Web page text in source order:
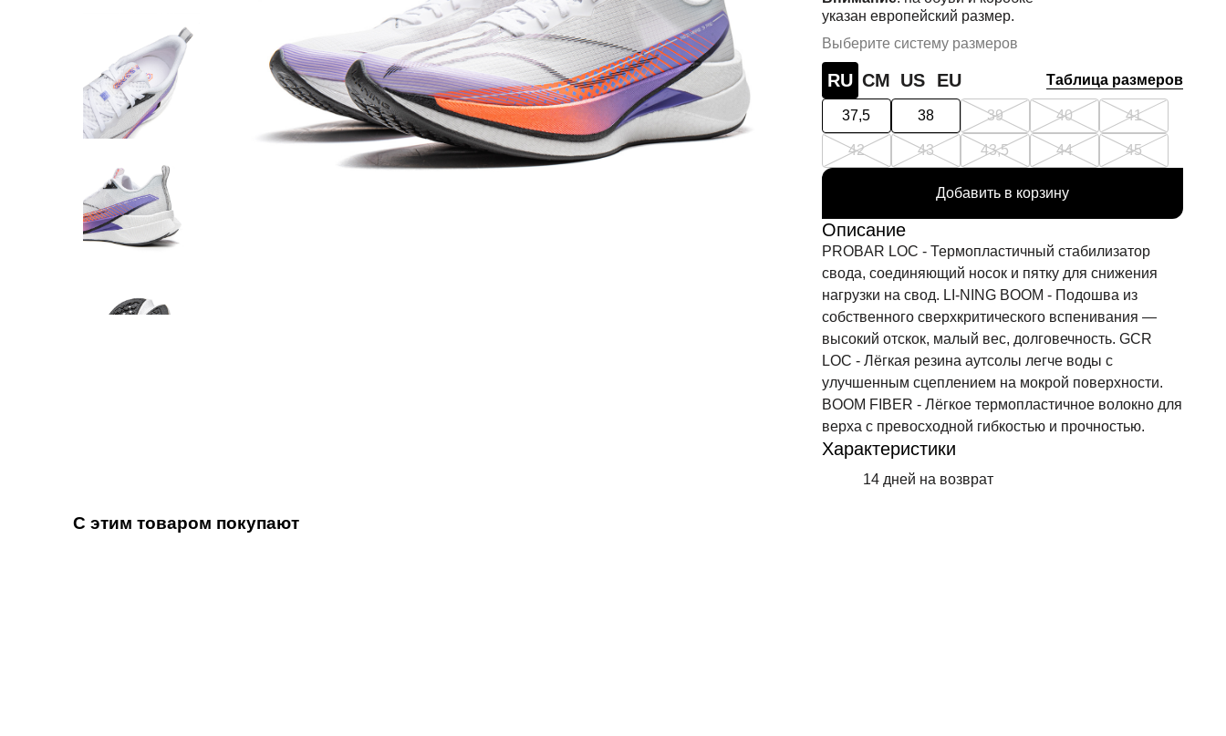
указан европейский размер.
Выберите систему размеров
RU СМ US EU Таблица размеров
37,5 38 39 40 41
42 43 43,5 44 45
Добавить в корзину
Описание
PROBAR LOC - Термопластичный стабилизатор
свода, соединяющий носок и пятку для снижения
нагрузки на свод. LI-NING BOOM - Подошва из
собственного сверхкритического вспенивания —
высокий отскок, малый вес, долговечность. GCR
LOC - Лёгкая резина аутсолы легче воды с
улучшенным сцеплением на мокрой поверхности.
BOOM FIBER - Лёгкое термопластичное волокно для
верха с превосходной гибкостью и прочностью.
Характеристики
14 дней на возврат
С этим товаром покупают